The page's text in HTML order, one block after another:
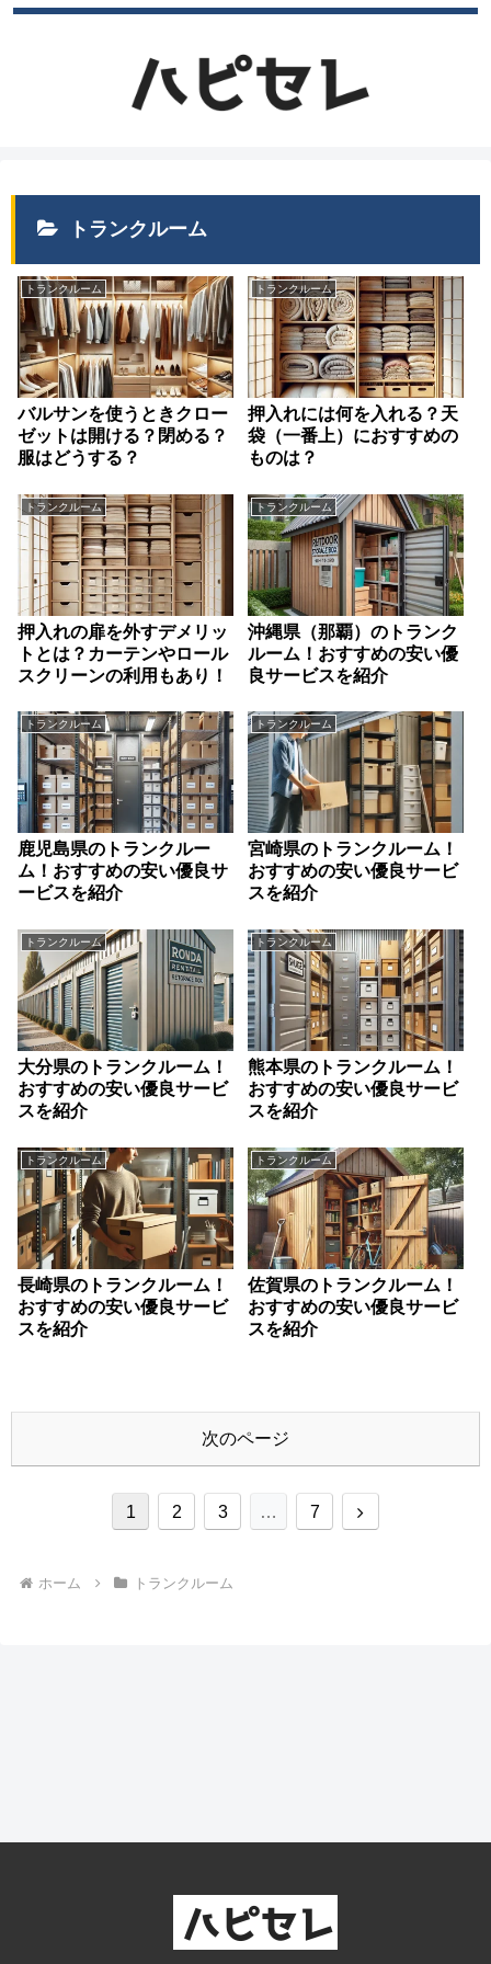
トランクルーム
トランクルーム
バルサンを使うときクロー
ゼットは開ける？閉める？
服はどうする？
トランクルーム
押入れには何を入れる？天
袋（一番上）におすすめの
ものは？
トランクルーム
押入れの扉を外すデメリッ
トとは？カーテンやロール
スクリーンの利用もあり！
トランクルーム
沖縄県（那覇）のトランク
ルーム！おすすめの安い優
良サービスを紹介
トランクルーム
鹿児島県のトランクルー
ム！おすすめの安い優良サ
ービスを紹介
トランクルーム
宮崎県のトランクルーム！
おすすめの安い優良サービ
スを紹介
トランクルーム
大分県のトランクルーム！
おすすめの安い優良サービ
スを紹介
トランクルーム
熊本県のトランクルーム！
おすすめの安い優良サービ
スを紹介
トランクルーム
長崎県のトランクルーム！
おすすめの安い優良サービ
スを紹介
トランクルーム
佐賀県のトランクルーム！
おすすめの安い優良サービ
スを紹介
次のページ
1 2 3 … 7
次
ホーム トランクルーム